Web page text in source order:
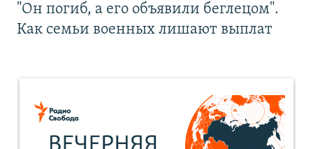
"Он погиб, а его объявили беглецом".
Как семьи военных лишают выплат